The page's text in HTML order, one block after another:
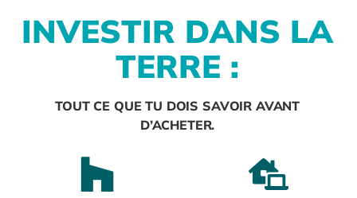
INVESTIR DANS LA
TERRE :
TOUT CE QUE TU DOIS SAVOIR AVANT
D’ACHETER.